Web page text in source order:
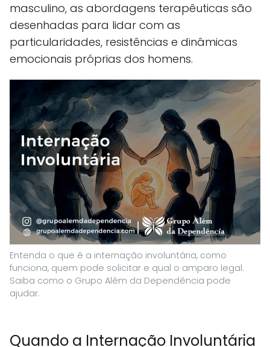
masculino, as abordagens terapêuticas são
desenhadas para lidar com as
particularidades, resistências e dinâmicas
emocionais próprias dos homens.
Entenda o que é a internação involuntária, como
funciona, quem pode solicitar e qual o amparo legal.
Saiba como o Grupo Além da Dependência pode
ajudar.
Quando a Internação Involuntária